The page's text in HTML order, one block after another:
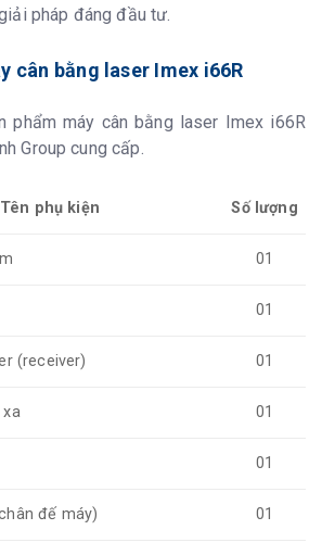
pháp đáng đầu tư.
cân bằng laser Imex i66R
phẩm máy cân bằng laser Imex i66R
Group cung cấp.
Tên phụ kiện Số lượng
01
01
(receiver) 01
01
01
đế máy) 01